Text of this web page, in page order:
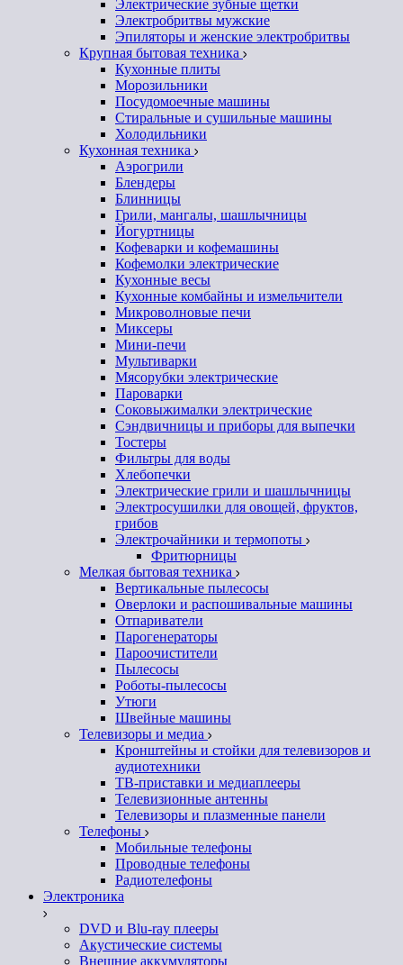
Электрические зубные щетки
Электробритвы мужские
Эпиляторы и женские электробритвы
Крупная бытовая техника
Кухонные плиты
Морозильники
Посудомоечные машины
Стиральные и сушильные машины
Холодильники
Кухонная техника
Аэрогрили
Блендеры
Блинницы
Грили, мангалы, шашлычницы
Йогуртницы
Кофеварки и кофемашины
Кофемолки электрические
Кухонные весы
Кухонные комбайны и измельчители
Микроволновые печи
Миксеры
Мини-печи
Мультиварки
Мясорубки электрические
Пароварки
Соковыжималки электрические
Сэндвичницы и приборы для выпечки
Тостеры
Фильтры для воды
Хлебопечки
Электрические грили и шашлычницы
Электросушилки для овощей, фруктов,
грибов
Электрочайники и термопоты
Фритюрницы
Мелкая бытовая техника
Вертикальные пылесосы
Оверлоки и распошивальные машины
Отпариватели
Парогенераторы
Пароочистители
Пылесосы
Роботы-пылесосы
Утюги
Швейные машины
Телевизоры и медиа
Кронштейны и стойки для телевизоров и
аудиотехники
ТВ-приставки и медиаплееры
Телевизионные антенны
Телевизоры и плазменные панели
Телефоны
Мобильные телефоны
Проводные телефоны
Радиотелефоны
Электроника
DVD и Blu-ray плееры
Акустические системы
Внешние аккумуляторы